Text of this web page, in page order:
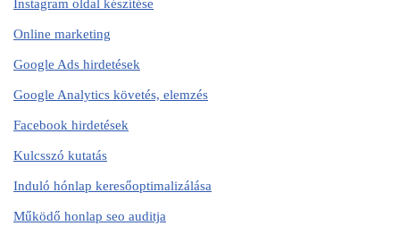
Instagram oldal készítése
Online marketing
Google Ads hirdetések
Google Analytics követés, elemzés
Facebook hirdetések
Kulcsszó kutatás
Induló hónlap keresőoptimalizálása
Működő honlap seo auditja